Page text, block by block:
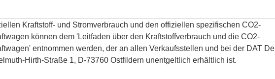
Kraftstoff- und Stromverbrauch und den offiziellen spezifischen CO2-
können dem 'Leitfaden über den Kraftstoffverbrauch und die CO2-
entnommen werden, der an allen Verkaufsstellen und bei der DAT
Hirth-Straße 1, D-73760 Ostfildern unentgeltlich erhältlich ist.